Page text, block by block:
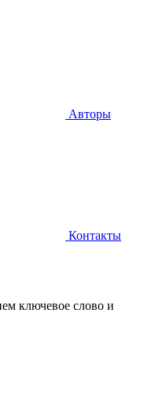
Авторы
Контакты
ключевое слово и